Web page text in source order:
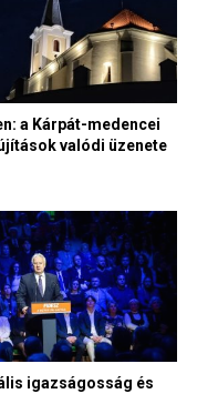
a Kárpát-medencei
valódi üzenete
igazságosság és